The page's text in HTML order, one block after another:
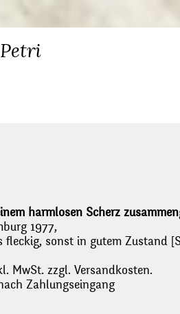
harmlosen Scherz
1977,
fleckig, sonst in gutem Zustand
MwSt. zzgl. Versandkosten.
Zahlungseingang